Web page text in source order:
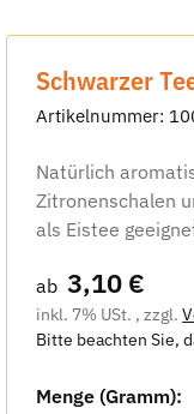
Schwarzer
Artikelnummer:
Natürlich
Zitronenschalen
als Eistee
ab 3,10 €
inkl. 7% USt. , zzgl.
Bitte beachten Sie,
Menge (Gramm):